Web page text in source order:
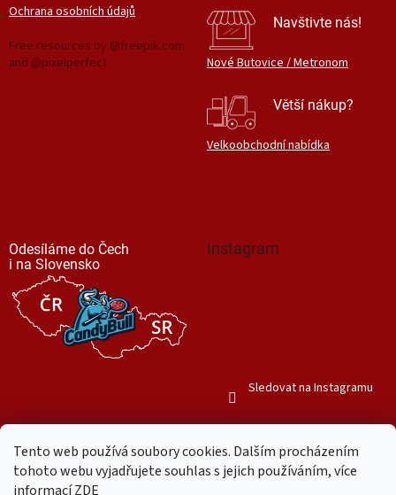
Tento web používá soubory cookies. Dalším procházením
tohoto webu vyjadřujete souhlas s jejich používáním, více
informacíZDE
Ochrana osobních údajů
Free resources by @freepik.com
and @pixelperfect
Navštivte nás!
Nové Butovice / Metronom
Větší nákup?
Velkoobchodní nabídka
Odesíláme do Čech
i na Slovensko
Instagram
Sledovat na Instagramu